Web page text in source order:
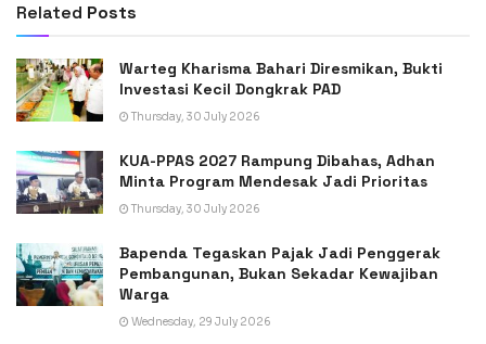
Related Posts
Warteg Kharisma Bahari Diresmikan, Bukti
Investasi Kecil Dongkrak PAD
Thursday, 30 July 2026
KUA-PPAS 2027 Rampung Dibahas, Adhan
Minta Program Mendesak Jadi Prioritas
Thursday, 30 July 2026
Bapenda Tegaskan Pajak Jadi Penggerak
Pembangunan, Bukan Sekadar Kewajiban
Warga
Wednesday, 29 July 2026